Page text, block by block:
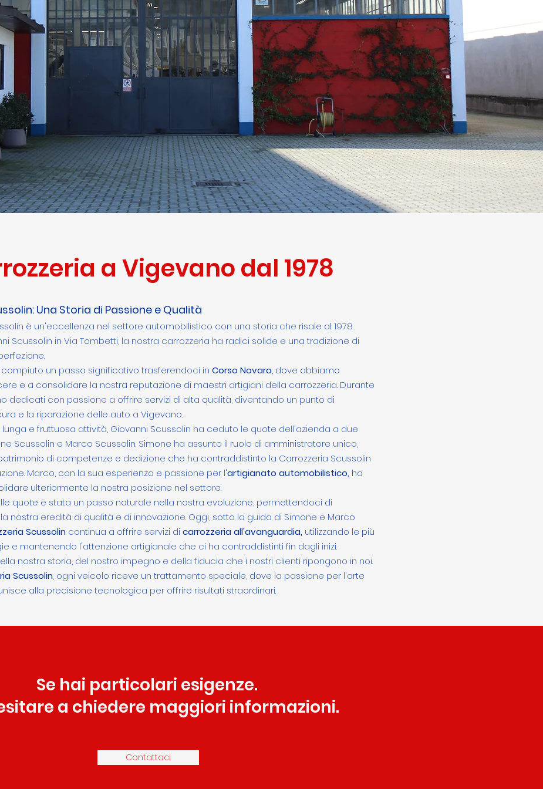
a Vigevano dal 1978
Una Storia di Passione e Qualità
è un'eccellenza nel settore automobilistico con una storia che risale al 1978.
Scussolin in Via Tombetti, la nostra carrozzeria ha radici solide e una tradizione di
compiuto un passo significativo trasferendoci in Corso Novara, dove abbiamo
e a consolidare la nostra reputazione di maestri artigiani della carrozzeria. Durante
dedicati con passione a offrire servizi di alta qualità, diventando un punto di
e la riparazione delle auto a Vigevano.
lunga e fruttuosa attività, Giovanni Scussolin ha ceduto le quote dell'azienda a due
Scussolin e Marco Scussolin. Simone ha assunto il ruolo di amministratore unico,
di competenze e dedizione che ha contraddistinto la Carrozzeria Scussolin
Marco, con la sua esperienza e passione per l'artigianato automobilistico, ha
ulteriormente la nostra posizione nel settore.
quote è stata un passo naturale nella nostra evoluzione, permettendoci di
nostra eredità di qualità e di innovazione. Oggi, sotto la guida di Simone e Marco
Scussolin continua a offrire servizi di carrozzeria all'avanguardia, utilizzando le più
e mantenendo l'attenzione artigianale che ci ha contraddistinti fin dagli inizi.
nostra storia, del nostro impegno e della fiducia che i nostri clienti ripongono in noi.
Scussolin, ogni veicolo riceve un trattamento speciale, dove la passione per l'arte
alla precisione tecnologica per offrire risultati straordinari.
Se hai particolari esigenze.
a chiedere maggiori informazioni.
Contattaci